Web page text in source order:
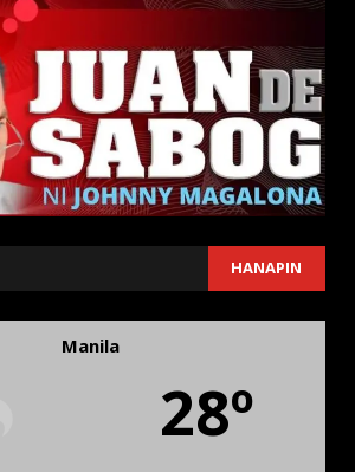
HANAPIN
Manila
28º